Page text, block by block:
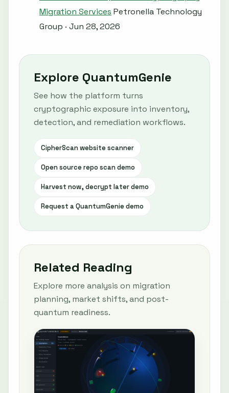
Migration Services Petronella Technology
Group · Jun 28, 2026
Explore QuantumGenie
See how the platform turns
cryptographic exposure into inventory,
detection, and remediation workflows.
CipherScan website scanner
Open source repo scan demo
Harvest now, decrypt later demo
Request a QuantumGenie demo
Related Reading
Explore more analysis on migration
planning, market shifts, and post-
quantum readiness.